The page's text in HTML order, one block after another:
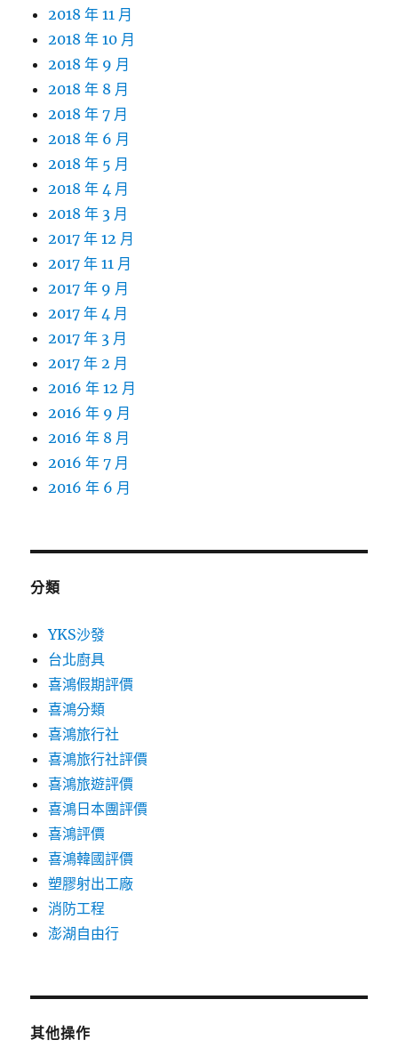
2018 年 11 月
2018 年 10 月
2018 年 9 月
2018 年 8 月
2018 年 7 月
2018 年 6 月
2018 年 5 月
2018 年 4 月
2018 年 3 月
2017 年 12 月
2017 年 11 月
2017 年 9 月
2017 年 4 月
2017 年 3 月
2017 年 2 月
2016 年 12 月
2016 年 9 月
2016 年 8 月
2016 年 7 月
2016 年 6 月
分類
YKS沙發
台北廚具
喜鴻假期評價
喜鴻分類
喜鴻旅行社
喜鴻旅行社評價
喜鴻旅遊評價
喜鴻日本團評價
喜鴻評價
喜鴻韓國評價
塑膠射出工廠
消防工程
澎湖自由行
其他操作